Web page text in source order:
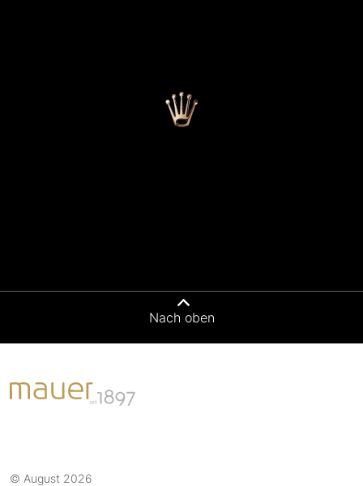
Nach oben
© August 2026